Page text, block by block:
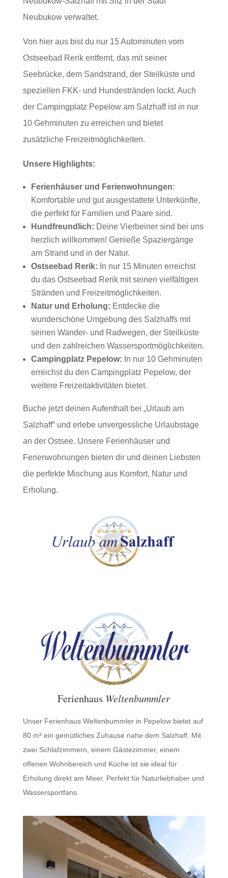
Neubukow verwaltet.
Von hier aus bist du nur 15 Autominuten vom
Ostseebad Rerik entfernt, das mit seiner
Seebrücke, dem Sandstrand, der Steilküste und
speziellen FKK- und Hundestränden lockt. Auch
der Campingplatz Pepelow am Salzhaff ist in nur
10 Gehminuten zu erreichen und bietet
zusätzliche Freizeitmöglichkeiten.
Unsere Highlights:
Ferienhäuser und Ferienwohnungen:
Komfortable und gut ausgestattete Unterkünfte,
die perfekt für Familien und Paare sind.
Hundfreundlich: Deine Vierbeiner sind bei uns
herzlich willkommen! Genieße Spaziergänge
am Strand und in der Natur.
Ostseebad Rerik: In nur 15 Minuten erreichst
du das Ostseebad Rerik mit seinen vielfältigen
Stränden und Freizeitmöglichkeiten.
Natur und Erholung: Entdecke die
wunderschöne Umgebung des Salzhaffs mit
seinen Wander- und Radwegen, der Steilküste
und den zahlreichen Wassersportmöglichkeiten.
Campingplatz Pepelow: In nur 10 Gehminuten
erreichst du den Campingplatz Pepelow, der
weitere Freizeitaktivitäten bietet.
Buche jetzt deinen Aufenthalt bei „Urlaub am
Salzhaff“ und erlebe unvergessliche Urlaubstage
an der Ostsee. Unsere Ferienhäuser und
Ferienwohnungen bieten dir und deinen Liebsten
die perfekte Mischung aus Komfort, Natur und
Erholung.
Ferienhaus Weltenbummler
Unser Ferienhaus Weltenbummler in Pepelow bietet auf
80 m² ein gemütliches Zuhause nahe dem Salzhaff. Mit
zwei Schlafzimmern, einem Gästezimmer, einem
offenen Wohnbereich und Küche ist sie ideal für
Erholung direkt am Meer. Perfekt für Naturliebhaber und
Wassersportfans.